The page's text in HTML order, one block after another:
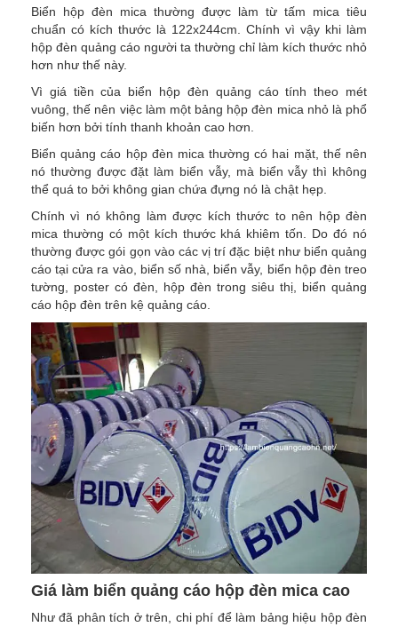
Biển hộp đèn mica thường được làm từ tấm mica tiêu
chuẩn có kích thước là 122x244cm. Chính vì vậy khi làm
hộp đèn quảng cáo người ta thường chỉ làm kích thước nhỏ
hơn như thế này.
Vì giá tiền của biển hộp đèn quảng cáo tính theo mét
vuông, thế nên việc làm một bảng hộp đèn mica nhỏ là phổ
biến hơn bởi tính thanh khoản cao hơn.
Biển quảng cáo hộp đèn mica thường có hai mặt, thế nên
nó thường được đặt làm biển vẫy, mà biển vẫy thì không
thể quá to bởi không gian chứa đựng nó là chật hẹp.
Chính vì nó không làm được kích thước to nên hộp đèn
mica thường có một kích thước khá khiêm tốn. Do đó nó
thường được gói gọn vào các vị trí đặc biệt như biển quảng
cáo tại cửa ra vào, biển số nhà, biển vẫy, biển hộp đèn treo
tường, poster có đèn, hộp đèn trong siêu thị, biển quảng
cáo hộp đèn trên kệ quảng cáo.
Giá làm biển quảng cáo hộp đèn mica cao
Như đã phân tích ở trên, chi phí để làm bảng hiệu hộp đèn